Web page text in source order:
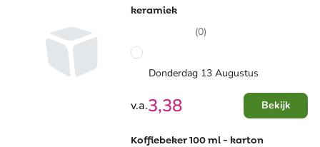
keramiek
(0)
Donderdag 13 Augustus
v.a.3,38 Bekijk
Koffiebeker 100 ml - karton